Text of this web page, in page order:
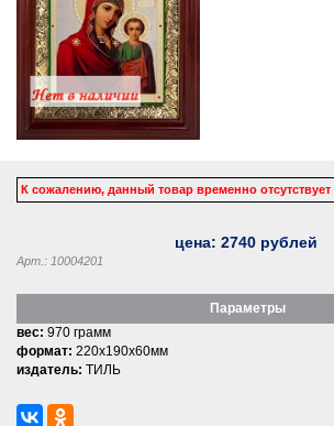
К сожалению, данный товар временно отсутствует
цена: 2740 рублей
Арт.: 10004201
Параметры
вес: 970 грамм
формат: 220x190x60мм
издатель: ТИЛЬ